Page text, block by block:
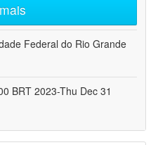
Federal do Rio Grande
BRT 2023-Thu Dec 31